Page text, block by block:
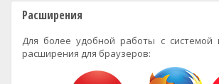
Расширения
Для более удобной работы с системой
расширения для браузеров: